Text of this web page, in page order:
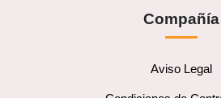
Compañía
Aviso Legal